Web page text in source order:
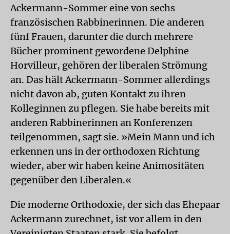
Ackermann-Sommer eine von sechs
französischen Rabbinerinnen. Die anderen
fünf Frauen, darunter die durch mehrere
Bücher prominent gewordene Delphine
Horvilleur, gehören der liberalen Strömung
an. Das hält Ackermann-Sommer allerdings
nicht davon ab, guten Kontakt zu ihren
Kolleginnen zu pflegen. Sie habe bereits mit
anderen Rabbinerinnen an Konferenzen
teilgenommen, sagt sie. »Mein Mann und ich
erkennen uns in der orthodoxen Richtung
wieder, aber wir haben keine Animositäten
gegenüber den Liberalen.«
Die moderne Orthodoxie, der sich das Ehepaar
Ackermann zurechnet, ist vor allem in den